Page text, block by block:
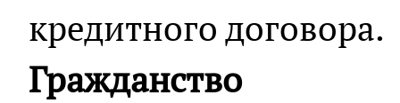
кредитного договора.
Гражданство